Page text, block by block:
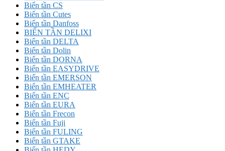
Biến tần CS
Biến tần Cutes
Biến tần Danfoss
BIẾN TẦN DELIXI
Biến tần DELTA
Biến tần Dolin
Biến tần DORNA
Biến tần EASYDRIVE
Biến tần EMERSON
Biến tần EMHEATER
Biến tần ENC
Biến tần EURA
Biến tần Frecon
Biến tần Fuji
Biến tần FULING
Biến tần GTAKE